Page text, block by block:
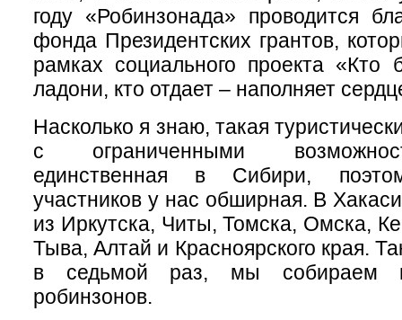
году «Робинзонада» проводится
фонда Президентских грантов,
рамках социального проекта «Кто
ладони, кто отдает – наполняет
Насколько я знаю, такая
с ограниченными
единственная в Сибири,
участников у нас обширная. В
из Иркутска, Читы, Томска, Омска,
Тыва, Алтай и Красноярского края.
в седьмой раз, мы собираем
робинзонов.